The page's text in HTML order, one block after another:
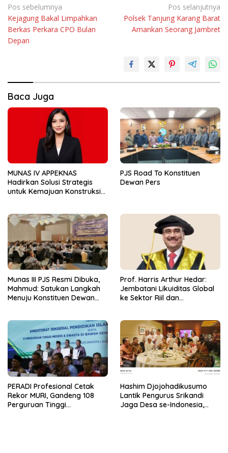
Navigasi
pos
Pos sebelumnya
Kejagung Bakal Limpahkan
Berkas Perkara CPO Bulan
Depan
Pos selanjutnya
Polsek Tanjung Karang Barat
Amankan Seorang Jambret
Baca Juga
MUNAS IV APPEKNAS
Hadirkan Solusi Strategis
untuk Kemajuan Konstruksi
PJS Road To Konstituen
Dewan Pers
Munas III PJS Resmi Dibuka,
Mahmud: Satukan Langkah
Menuju Konstituen Dewan
Prof. Harris Arthur Hedar:
Jembatani Likuiditas Global
ke Sektor Riil dan
PFII
PERADI Profesional Cetak
Rekor MURI, Gandeng 108
Perguruan Tinggi
Hashim Djojohadikusumo
Lantik Pengurus Srikandi
Jaga Desa se-Indonesia,